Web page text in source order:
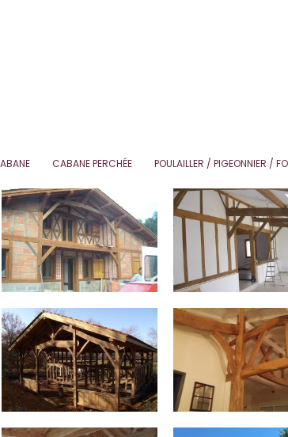
CABANE PERCHÉE POULAILLER / PIGEONNIER /